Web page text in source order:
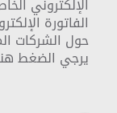
الإلكتروني
الفاتورة
حول الشركات
يرجي الضغط